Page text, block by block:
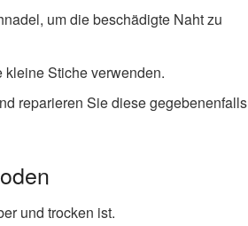
um die beschädigte Naht zu
Stiche verwenden.
reparieren Sie diese gegebenenfalls
und trocken ist.